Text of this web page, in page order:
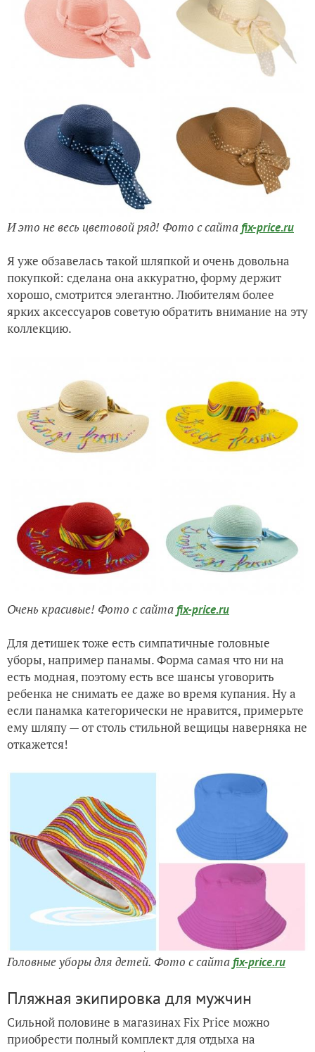
И это не весь цветовой ряд! Фото с сайта fix-price.ru
Я уже обзавелась такой шляпкой и очень довольна
покупкой: сделана она аккуратно, форму держит
хорошо, смотрится элегантно. Любителям более
ярких аксессуаров советую обратить внимание на эту
коллекцию.
Очень красивые! Фото с сайта fix-price.ru
Для детишек тоже есть симпатичные головные
уборы, например панамы. Форма самая что ни на
есть модная, поэтому есть все шансы уговорить
ребенка не снимать ее даже во время купания. Ну а
если панамка категорически не нравится, примерьте
ему шляпу — от столь стильной вещицы наверняка не
откажется!
Головные уборы для детей. Фото с сайта fix-price.ru
Пляжная экипировка для мужчин
Сильной половине в магазинах Fix Price можно
приобрести полный комплект для отдыха на